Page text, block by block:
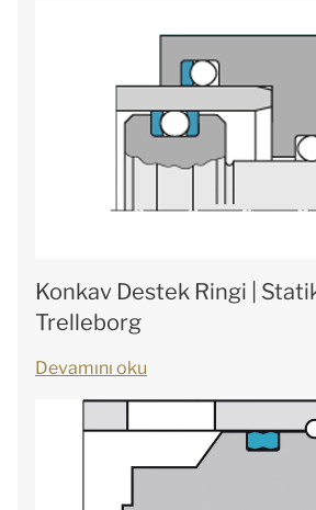
Konkav Destek Ringi |
Trelleborg
Devamını oku